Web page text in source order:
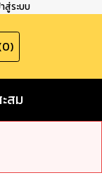
สู่ระบบ
0)
สม